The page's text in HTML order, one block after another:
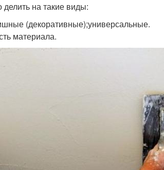
на такие виды:
(декоративные);универсальные.
материала.